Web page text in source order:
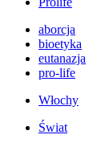
aborcja
bioetyka
eutanazja
pro-life
Włochy
Świat